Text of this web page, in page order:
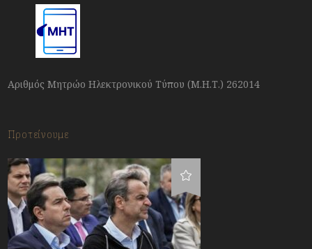
Αριθμός Μητρώο Ηλεκτρονικού Τύπου (Μ.Η.Τ.) 262014
Προτείνουμε